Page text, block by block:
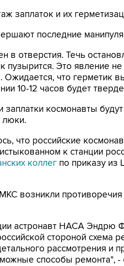
заплаток и их
последние
в отверстия. Течь
пузырится. Это явление
Ожидается, что герметик
10-12 часов будет
заплатки космонавты
люки.
что российские
к станции
коллег по приказу из
возникли противоречия
астронавт НАСА Эндрю
стороной схема
рассмотрения и
способы ремонта", -